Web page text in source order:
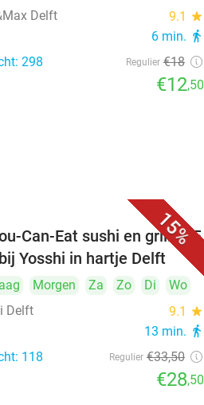
Delft
9.1 star
6 min. directions_walk
298 Regulier €18
€12,50
15%
Can-Eat sushi en grill (2,5
Yosshi in hartje Delft
Morgen Za Zo Di
Wo
Delft
9.1 star
13 min. directions_walk
118 Regulier €33,50
€28,50